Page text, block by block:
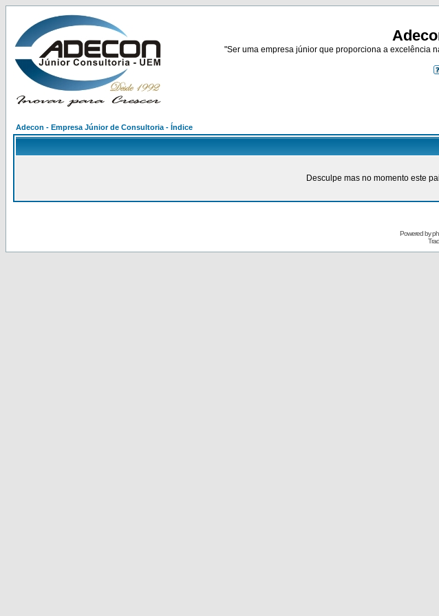
"Ser uma empresa júnior que proporciona a excelência
Adecon - Empresa Júnior de Consultoria - Índice
Desculpe mas no momento este
Powered by